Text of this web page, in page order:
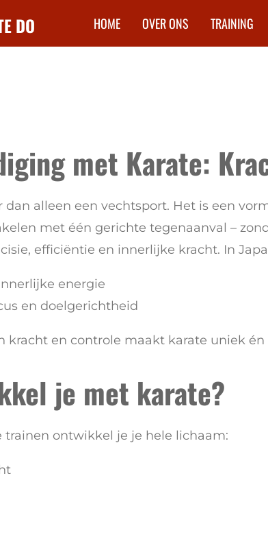
DO HOME OVER ONS TRAINING
met Karate:
dan alleen een vechtsport. Het is een
met één gerichte tegenaanval –
efficiëntie en innerlijke kracht. In
energie
en doelgerichtheid
kracht en controle maakt karate uniek én
je met karate?
trainen ontwikkel je je hele lichaam: